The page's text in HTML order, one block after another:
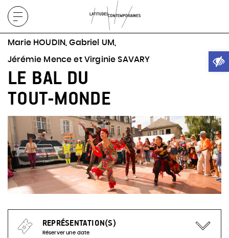
Afficher
le
menu
Marie HOUDIN, Gabriel UM,
Jérémie Mence et Virginie SAVARY
LE BAL DU
TOUT-MONDE
REPRÉSENTATION(S)
Réserver une date